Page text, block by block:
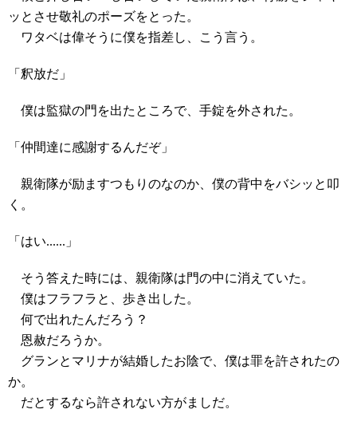
ッとさせ敬礼のポーズをとった。
ワタベは偉そうに僕を指差し、こう言う。
「釈放だ」
僕は監獄の門を出たところで、手錠を外された。
「仲間達に感謝するんだぞ」
親衛隊が励ますつもりのなのか、僕の背中をバシッと叩
く。
「はい......」
そう答えた時には、親衛隊は門の中に消えていた。
僕はフラフラと、歩き出した。
何で出れたんだろう？
恩赦だろうか。
グランとマリナが結婚したお陰で、僕は罪を許されたの
か。
だとするなら許されない方がましだ。